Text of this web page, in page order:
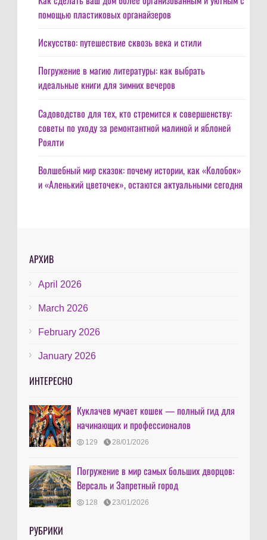
помощью пластиковых органайзеров
Искусство: путешествие сквозь века и стили
Погружение в магию литературы: как выбрать
идеальные книги для зимних вечеров
Садоводство для тех, кто стремится к совершенству:
советы по уходу за ремонтантной малиной и яблоней
Роялти
Волшебный мир сказок: почему истории, как «Колобок»
и «Аленький цветочек», остаются актуальными сегодня
АРХИВ
April 2026
March 2026
February 2026
January 2026
ИНТЕРЕСНО
Куклачев мучает кошек — полный гид для
начинающих и профессионалов
129 28/01/2026
Погружение в мир самых больших дворцов:
Версаль и Запретный город
128 23/01/2026
РУБРИКИ